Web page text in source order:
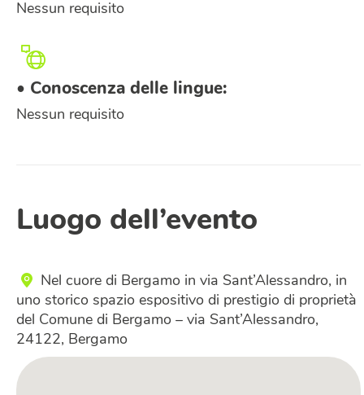
Nessun requisito
• Conoscenza delle lingue:
Nessun requisito
Luogo dell’evento
Nel cuore di Bergamo in via Sant’Alessandro, in
uno storico spazio espositivo di prestigio di proprietà
del Comune di Bergamo – via Sant’Alessandro,
24122, Bergamo